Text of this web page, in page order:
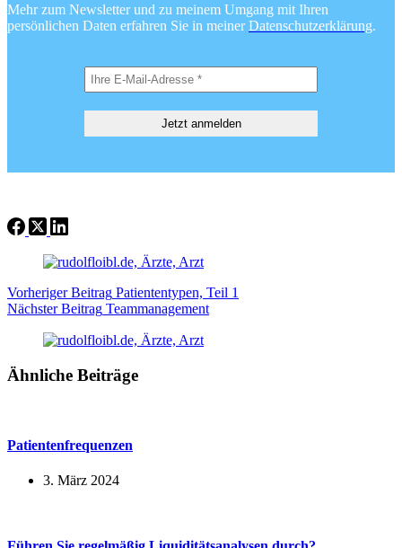
Mehr zum Newsletter und zu meinem Umgang mit Ihren
persönlichen Daten erfahren Sie in meinerDatenschutzerklärung.
VorherigerBeitrag Patiententypen, Teil 1
NächsterBeitrag Teammanagement
Ähnliche Beiträge
Patientenfrequenzen
3. März 2024